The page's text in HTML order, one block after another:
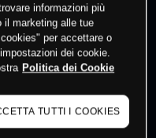
informazioni più
il marketing alle tue
per accettare o
dei cookie.
Politica dei Cookie
TUTTI I COOKIES